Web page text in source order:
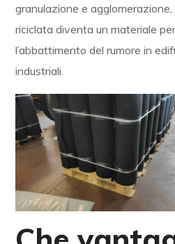
granulazione e agglomerazione,
riciclata diventa un materiale
l’abbattimento del rumore in
industriali.